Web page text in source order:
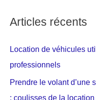
Articles récents
Location de véhicules
professionnels
Prendre le volant d’une
: coulisses de la